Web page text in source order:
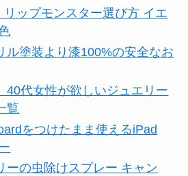
ップモンスター選び方 イエ
ル塗装より漆100%の安全なお
代女性が欲しいジュエリー
覧
をつけたまま使えるiPad
ーの虫除けスプレー キャン